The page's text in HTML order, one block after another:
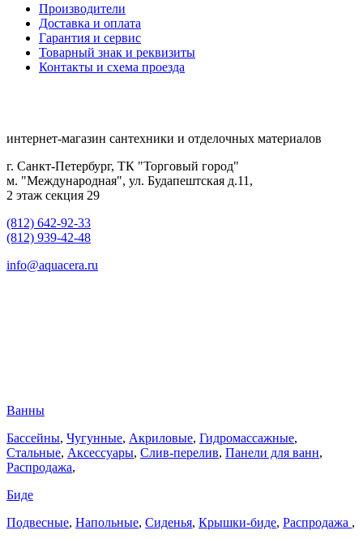
Производители
Доставка и оплата
Гарантия и сервис
Товарный знак и реквизиты
Контакты и схема проезда
интернет-магазин сантехники и отделочных материалов
г. Санкт-Петербург, ТК "Торговый город"
м. "Международная", ул. Будапештская д.11,
2 этаж секция 29
(812) 642-92-33
(812) 939-42-48
info@aquacera.ru
Ванны
Бассейны, Чугунные, Акриловые, Гидромассажные,
Стальные, Аксессуары, Слив-перелив, Панели для ванн,
Распродажа,
Биде
Подвесные, Напольные, Сиденья, Крышки-биде, Распродажа ,